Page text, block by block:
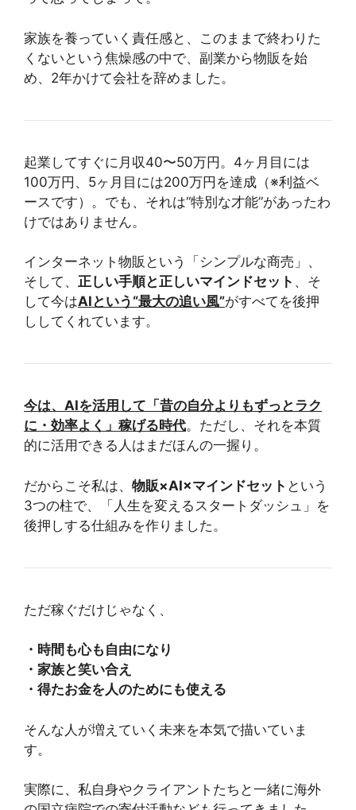
家族を養っていく責任感と、このままで終わりた
くないという焦燥感の中で、副業から物販を始
め、2年かけて会社を辞めました。
起業してすぐに月収40〜50万円。4ヶ月目には
100万円、5ヶ月目には200万円を達成（※利益ベ
ースです）。でも、それは“特別な才能”があったわ
けではありません。
インターネット物販という「シンプルな商売」、
そして、 正しい手順と正しいマインドセット 、そ
して今はAIという“最大の追い風”がすべてを後押
ししてくれています。
今は、AIを活用して「昔の自分よりもずっとラク
に・効率よく」稼げる時代。ただし、それを本質
的に活用できる人はまだほんの一握り。
だからこそ私は、 物販×AI×マインドセット という
3つの柱で、「人生を変えるスタートダッシュ」を
後押しする仕組みを作りました。
ただ稼ぐだけじゃなく、
・時間も心も自由になり
・家族と笑い合え
・得たお金を人のためにも使える
そんな人が増えていく未来を本気で描いていま
す。
実際に、私自身やクライアントたちと一緒に海外